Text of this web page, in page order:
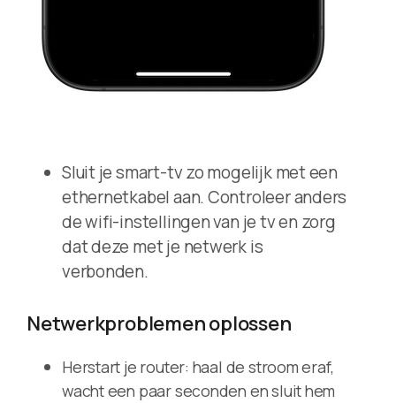
Sluit je smart-tv zo mogelijk met een
ethernetkabel aan. Controleer anders
de wifi-instellingen van je tv en zorg
dat deze met je netwerk is
verbonden.
Netwerkproblemen oplossen
Herstart je router: haal de stroom eraf,
wacht een paar seconden en sluit hem